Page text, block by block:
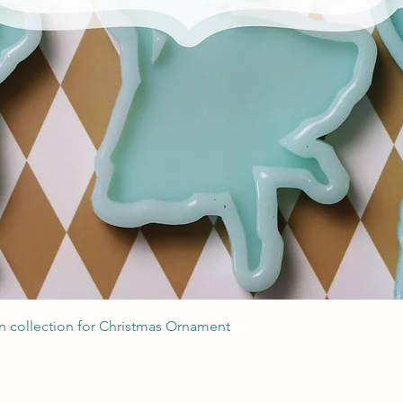
Podgląd
collection for Christmas Ornament